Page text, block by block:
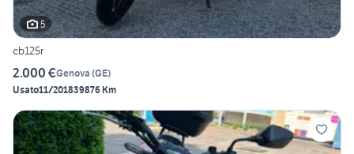
5
cb125r
2.000 €Genova (GE)
Usato11/201839876 Km